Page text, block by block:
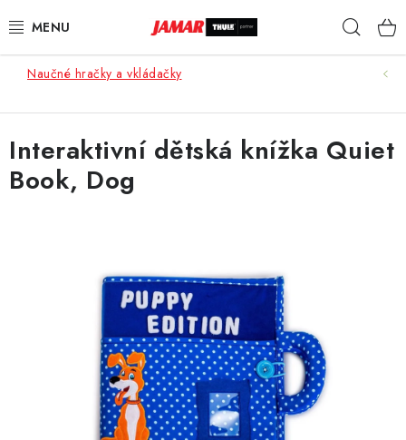
na
STŘEŠNÍ NOSIČE
STŘEŠNÍ BOXY
AUTOPOTAHY ŠITÉ NA MÍRU
AUTODOPLŇKY
Naučné hračky a vkládačky
Interaktivní dětská knížka Quiet
Book, Dog